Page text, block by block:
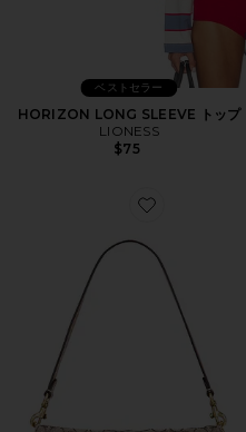
ベストセラー
HORIZON LONG SLEEVE トップ
LIONESS
$75
Favorite